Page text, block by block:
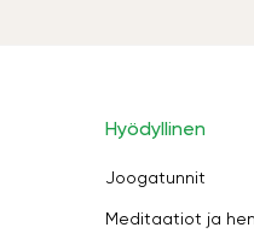
Hyödyllinen
Joogatunnit
Meditaatiot ja